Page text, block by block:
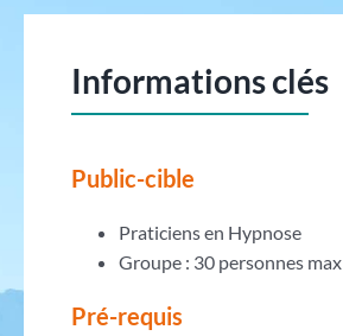
Informations clés
Public-cible
Praticiens en Hypnose
Groupe : 30 personnes max
Pré-requis